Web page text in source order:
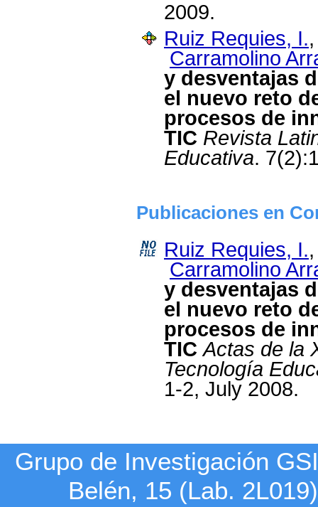
2009.
Ruiz Requies, I.
Carramolino
y desventajas
el nuevo reto
procesos de
TIC Revista
Educativa.
Publicaciones en
Ruiz Requies, I.
Carramolino
y desventajas
el nuevo reto
procesos de
TIC Actas de la
Tecnología
1-2, July 2008.
Grupo de Investigación
Belén, 15 (Lab. 2L019)